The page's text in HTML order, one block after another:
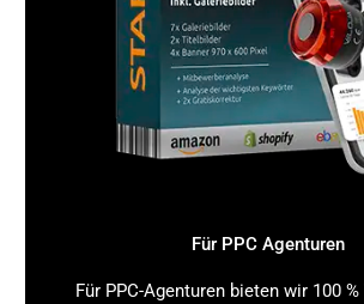
beispielsweise mit verschiedenen
oder zusätzlicheLichtquellen einsetzt,
dich voll und ganz auf diese Elemente
während die
Kamerastabil auf dem
Auch das Fokussieren, die
Weißabgleichs und andere
manuelle
Für PPC Agenturen
Für PPC-Agenturen bieten wir 100